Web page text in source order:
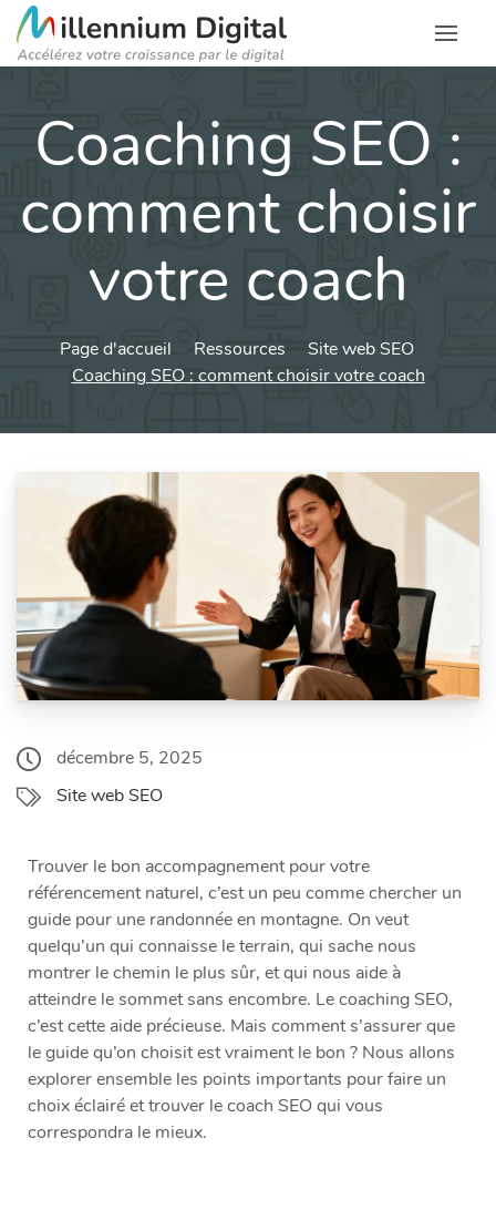
Coaching SEO :
comment choisir
votre coach
Page d'accueil Ressources
Site web SEO
Coaching SEO : comment choisir votre coach
décembre 5, 2025
Site web SEO
Trouver le bon accompagnement pour votre
référencement naturel, c’est un peu comme chercher un
guide pour une randonnée en montagne. On veut
quelqu’un qui connaisse le terrain, qui sache nous
montrer le chemin le plus sûr, et qui nous aide à
atteindre le sommet sans encombre. Le coaching SEO,
c’est cette aide précieuse. Mais comment s’assurer que
le guide qu’on choisit est vraiment le bon ? Nous allons
explorer ensemble les points importants pour faire un
choix éclairé et trouver le coach SEO qui vous
correspondra le mieux.